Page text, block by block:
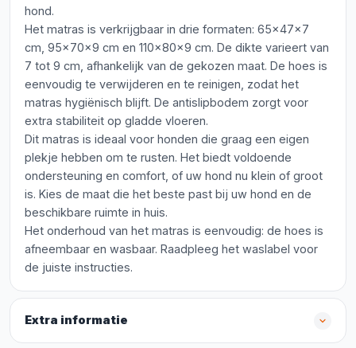
hond.
Het matras is verkrijgbaar in drie formaten: 65x47x7
cm, 95x70x9 cm en 110x80x9 cm. De dikte varieert van
7 tot 9 cm, afhankelijk van de gekozen maat. De hoes is
eenvoudig te verwijderen en te reinigen, zodat het
matras hygiënisch blijft. De antislipbodem zorgt voor
extra stabiliteit op gladde vloeren.
Dit matras is ideaal voor honden die graag een eigen
plekje hebben om te rusten. Het biedt voldoende
ondersteuning en comfort, of uw hond nu klein of groot
is. Kies de maat die het beste past bij uw hond en de
beschikbare ruimte in huis.
Het onderhoud van het matras is eenvoudig: de hoes is
afneembaar en wasbaar. Raadpleeg het waslabel voor
de juiste instructies.
Extra informatie